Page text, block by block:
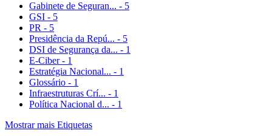
Gabinete de Seguran... - 5
GSI - 5
PR - 5
Presidência da Repú... - 5
DSI de Segurança da... - 1
E-Ciber - 1
Estratégia Nacional... - 1
Glossário - 1
Infraestruturas Crí... - 1
Política Nacional d... - 1
Mostrar mais Etiquetas